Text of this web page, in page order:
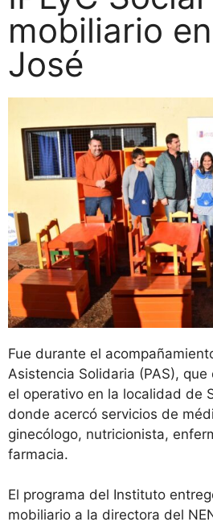
mobiliario
José
Fue durante el
Asistencia Solidaria (PAS),
el operativo en la localidad de
donde acercó servicios de
ginecólogo, nutricionista,
farmacia.
El programa del Instituto
mobiliario a la directora del